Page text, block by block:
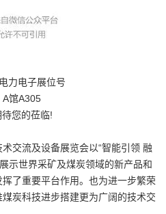
电子展位号
A305
您的莅临!
流及设备展览会以“智能引领 融
示世界采矿及煤炭领域的新产品和
了重要平台作用。也为进一步繁荣
炭科技进步搭建更为广阔的技术交